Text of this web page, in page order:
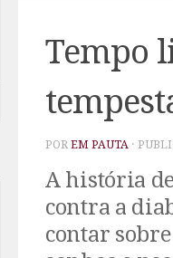
Tempo
POR EM PAUTA ·
A história
contra a
contar